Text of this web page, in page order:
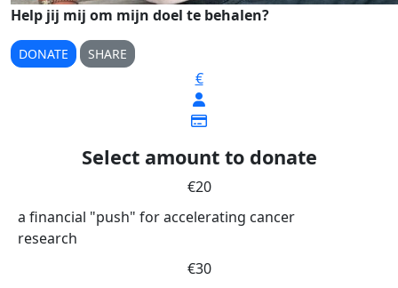
Help jij mij om mijn doel te behalen?
DONATE SHARE
€
Select amount to donate
€20
a financial "push" for accelerating cancer
research
€30